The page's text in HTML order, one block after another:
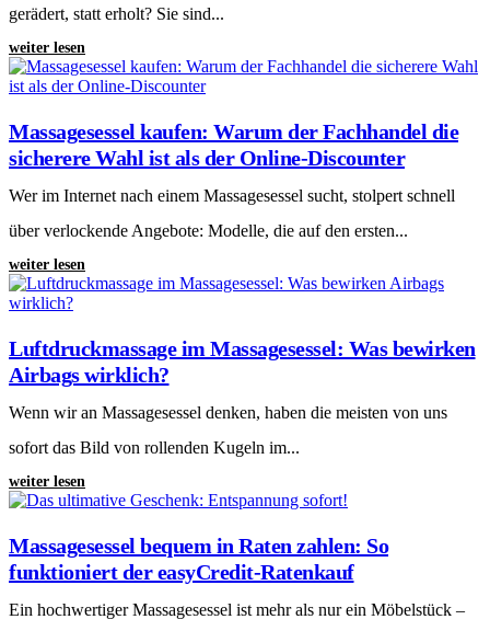
gerädert, statt erholt? Sie sind...
weiter lesen
Massagesessel kaufen: Warum der Fachhandel die
sicherere Wahl ist als der Online-Discounter
Wer im Internet nach einem Massagesessel sucht, stolpert schnell
über verlockende Angebote: Modelle, die auf den ersten...
weiter lesen
Luftdruckmassage im Massagesessel: Was bewirken
Airbags wirklich?
Wenn wir an Massagesessel denken, haben die meisten von uns
sofort das Bild von rollenden Kugeln im...
weiter lesen
Massagesessel bequem in Raten zahlen: So
funktioniert der easyCredit-Ratenkauf
Ein hochwertiger Massagesessel ist mehr als nur ein Möbelstück –